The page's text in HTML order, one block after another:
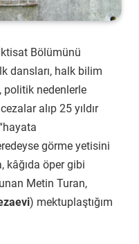
Bölümünü
dansları, halk bilim
politik nedenlerle
alıp 25 yıldır
görme yetisini
kâğıda öper gibi
Metin Turan,
) mektuplaştığım